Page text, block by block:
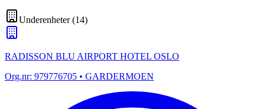
Underenheter(14)
RADISSON BLU AIRPORT HOTEL OSLO
Org.nr: 979776705 • GARDERMOEN